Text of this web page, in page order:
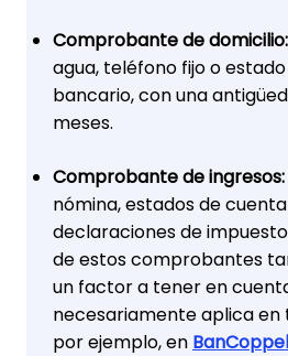
Comprobante de domicilio:
agua, teléfono fijo o
bancario, con una
meses.
Comprobante de ingresos:
nómina, estados de
declaraciones de
de estos comprobantes
un factor a tener en
necesariamente aplica en
por ejemplo, en BanCoppel